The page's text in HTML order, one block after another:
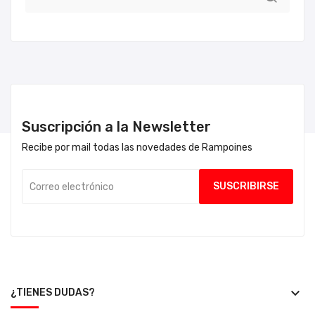
Suscripción a la Newsletter
Recibe por mail todas las novedades de Rampoines
¿TIENES DUDAS? keyboard_arrow_down